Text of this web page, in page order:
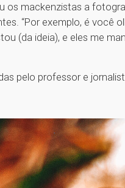
os mackenzistas a
“Por exemplo, é você
(da ideia), e eles me
pelo professor e